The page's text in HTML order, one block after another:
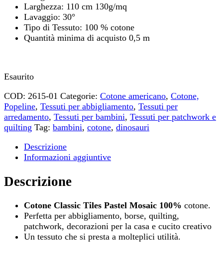
12,00€.6,00€.
Larghezza: 110 cm 130g/mq
Lavaggio: 30°
Tipo di Tessuto: 100 % cotone
Quantità minima di acquisto 0,5 m
Esaurito
COD: 2615-01 Categorie: Cotone americano, Cotone,
Popeline, Tessuti per abbigliamento, Tessuti per
arredamento, Tessuti per bambini, Tessuti per patchwork e
quilting Tag: bambini, cotone, dinosauri
Descrizione
Informazioni aggiuntive
Descrizione
Cotone Classic Tiles Pastel Mosaic 100% cotone.
Perfetta per abbigliamento, borse, quilting,
patchwork, decorazioni per la casa e cucito creativo
Un tessuto che si presta a molteplici utilità.